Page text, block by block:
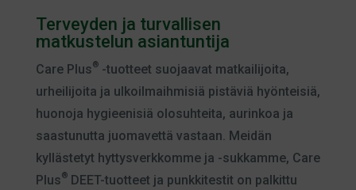
Terveyden ja turvallisen
matkustelun asiantuntija
Care Plus®-tuotteet suojaavat matkailijoita,
urheilijoita ja ulkoilmaihmisiä pistäviä hyönteisiä,
huonoja hygieenisiä olosuhteita, aurinkoa ja
saastunutta juomavettä vastaan. Meidän
kyllästetyt hyttysverkkomme ja -sukkamme, Care
Plus®DEET-tuotteet ja punkkitestit on palkittu